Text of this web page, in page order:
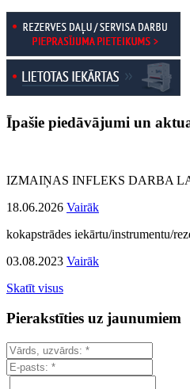
Īpašie piedāvājumi un
IZMAIŅAS INFLEKS DARBA
18.06.2026 Vairāk
kokapstrādes iekārtu/instrumentu/
03.08.2023 Vairāk
Skatīt visus
Pierakstīties uz jaunumiem